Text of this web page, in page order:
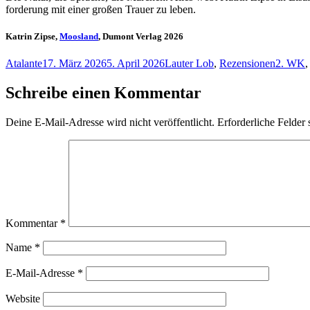
for­de­rung mit ei­ner gro­ßen Trau­er zu leben.
Katrin Zipse, Moosland, Dumont Verlag 2026
Autor
AtalanteVeröffentlicht
17. März 20265. April 2026Kategorien
Lauter Lob, Rezensionen2. WK,
Schreibe einen Kommentar
Deine E-Mail-Adresse wird nicht veröffentlicht. Erforderliche Felder
Kommentar *
Name *
E-Mail-Adresse *
Website